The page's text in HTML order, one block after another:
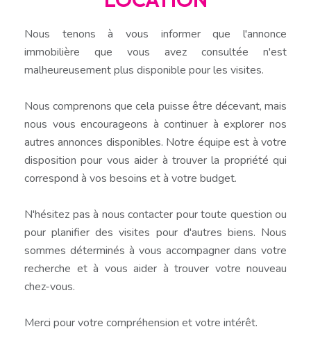
Nous tenons à vous informer que l'annonce
immobilière que vous avez consultée n'est
malheureusement plus disponible pour les visites.
Nous comprenons que cela puisse être décevant, mais
nous vous encourageons à continuer à explorer nos
autres annonces disponibles. Notre équipe est à votre
disposition pour vous aider à trouver la propriété qui
correspond à vos besoins et à votre budget.
N'hésitez pas à nous contacter pour toute question ou
pour planifier des visites pour d'autres biens. Nous
sommes déterminés à vous accompagner dans votre
recherche et à vous aider à trouver votre nouveau
chez-vous.
Merci pour votre compréhension et votre intérêt.